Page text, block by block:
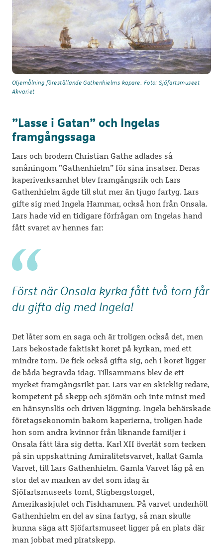
Oljemålning föreställande Gathenhielms kapare. Foto: Sjöfartsmuseet
Akvariet
”Lasse i Gatan” och Ingelas
framgångssaga
Lars och brodern Christian Gathe adlades så
småningom ”Gathenhielm” för sina insatser. Deras
kaperiverksamhet blev framgångsrik och Lars
Gathenhielm ägde till slut mer än tjugo fartyg. Lars
gifte sig med Ingela Hammar, också hon från Onsala.
Lars hade vid en tidigare förfrågan om Ingelas hand
fått svaret av hennes far:
Först när Onsala kyrka fått två torn får
du gifta dig med Ingela!
Det låter som en saga och är troligen också det, men
Lars bekostade faktiskt koret på kyrkan, med ett
mindre torn. De fick också gifta sig, och i koret ligger
de båda begravda idag. Tillsammans blev de ett
mycket framgångsrikt par. Lars var en skicklig redare,
kompetent på skepp och sjömän och inte minst med
en hänsynslös och driven läggning. Ingela behärskade
företagsekonomin bakom kaperierna, troligen hade
hon som andra kvinnor från liknande familjer i
Onsala fått lära sig detta. Karl XII överlät som tecken
på sin uppskattning Amiralitetsvarvet, kallat Gamla
Varvet, till Lars Gathenhielm. Gamla Varvet låg på en
stor del av marken av det som idag är
Sjöfartsmuseets tomt, Stigbergstorget,
Amerikaskjulet och Fiskhamnen. På varvet underhöll
Gathenhielm en del av sina fartyg, så man skulle
kunna säga att Sjöfartsmuseet ligger på en plats där
man jobbat med piratskepp.